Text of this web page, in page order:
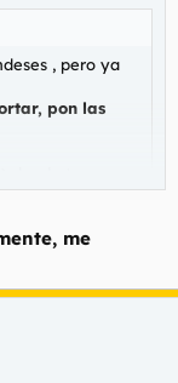
, pero ya
pon las
donde tenemos
"ente"
me